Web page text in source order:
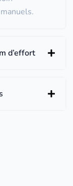
d’effort